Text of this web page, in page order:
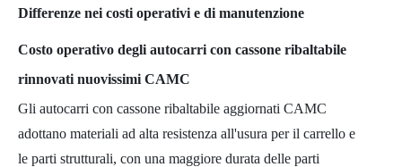
Differenze nei costi operativi e di manutenzione
Costo operativo degli autocarri con cassone ribaltabile
rinnovati nuovissimi CAMC
Gli autocarri con cassone ribaltabile aggiornati CAMC
adottano materiali ad alta resistenza all'usura per il carrello e
le parti strutturali, con una maggiore durata delle parti